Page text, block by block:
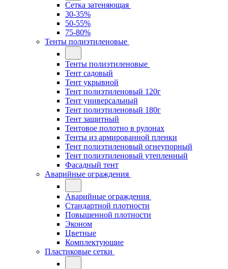
Сетка затеняющая
30-35%
50-55%
75-80%
Тенты полиэтиленовые
Тенты полиэтиленовые
Тент садовый
Тент укрывной
Тент полиэтиленовый 120г
Тент универсальный
Тент полиэтиленовый 180г
Тент защитный
Тентовое полотно в рулонах
Тенты из армированной пленки
Тент полиэтиленовый огнеупорный
Тент полиэтиленовый утепленный
Фасадный тент
Аварийные ограждения
Аварийные ограждения
Стандартной плотности
Повышенной плотности
Эконом
Цветные
Комплектующие
Пластиковые сетки